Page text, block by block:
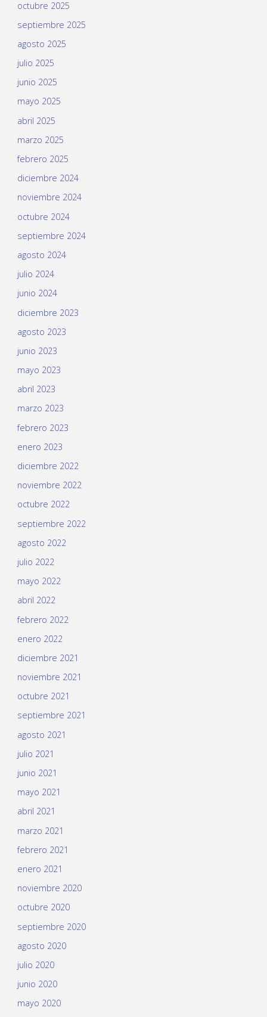
octubre 2025
septiembre 2025
agosto 2025
julio 2025
junio 2025
mayo 2025
abril 2025
marzo 2025
febrero 2025
diciembre 2024
noviembre 2024
octubre 2024
septiembre 2024
agosto 2024
julio 2024
junio 2024
diciembre 2023
agosto 2023
junio 2023
mayo 2023
abril 2023
marzo 2023
febrero 2023
enero 2023
diciembre 2022
noviembre 2022
octubre 2022
septiembre 2022
agosto 2022
julio 2022
mayo 2022
abril 2022
febrero 2022
enero 2022
diciembre 2021
noviembre 2021
octubre 2021
septiembre 2021
agosto 2021
julio 2021
junio 2021
mayo 2021
abril 2021
marzo 2021
febrero 2021
enero 2021
noviembre 2020
octubre 2020
septiembre 2020
agosto 2020
julio 2020
junio 2020
mayo 2020